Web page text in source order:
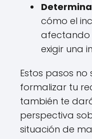
cómo el
afectando
exigir una
Estos pasos
formalizar tu
también te
perspectiva
situación de